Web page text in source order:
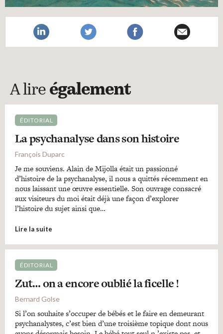
A lire également
ÉDITORIAL
La psychanalyse dans son histoire
François Duparc
Je me souviens. Alain de Mijolla était un passionné
d’histoire de la psychanalyse, il nous a quittés récemment en
nous laissant une œuvre essentielle. Son ouvrage consacré
aux visiteurs du moi était déjà une façon d’explorer
l’histoire du sujet ainsi que…
Lire la suite
ÉDITORIAL
Zut… on a encore oublié la ficelle !
Bernard Golse
Si l’on souhaite s’occuper de bébés et le faire en demeurant
psychanalystes, c’est bien d’une troisième topique dont nous